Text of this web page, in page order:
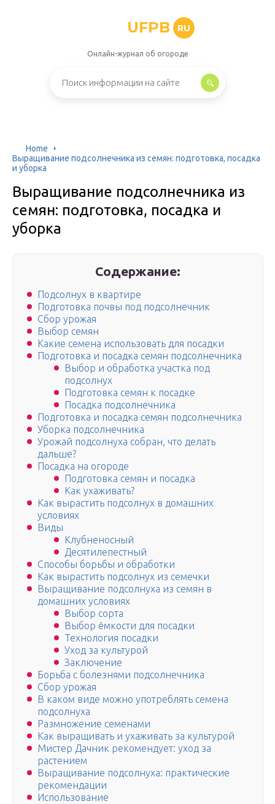
UFPB RU
Онлайн-журнал об огороде
Home
Выращивание подсолнечника из семян: подготовка, посадка
и уборка
Выращивание подсолнечника из
семян: подготовка, посадка и
уборка
Содержание:
Подсолнух в квартире
Подготовка почвы под подсолнечник
Сбор урожая
Выбор семян
Какие семена использовать для посадки
Подготовка и посадка семян подсолнечника
Выбор и обработка участка под
подсолнух
Подготовка семян к посадке
Посадка подсолнечника
Подготовка и посадка семян подсолнечника
Уборка подсолнечника
Урожай подсолнуха собран, что делать
дальше?
Посадка на огороде
Подготовка семян и посадка
Как ухаживать?
Как вырастить подсолнух в домашних
условиях
Виды
Клубненосный
Десятилепестный
Способы борьбы и обработки
Как вырастить подсолнух из семечки
Выращивание подсолнуха из семян в
домашних условиях
Выбор сорта
Выбор ёмкости для посадки
Технология посадки
Уход за культурой
Заключение
Борьба с болезнями подсолнечника
Сбор урожая
В каком виде можно употреблять семена
подсолнуха
Размножение семенами
Как выращивать и ухаживать за культурой
Мистер Дачник рекомендует: уход за
растением
Выращивание подсолнуха: практические
рекомендации
Использование